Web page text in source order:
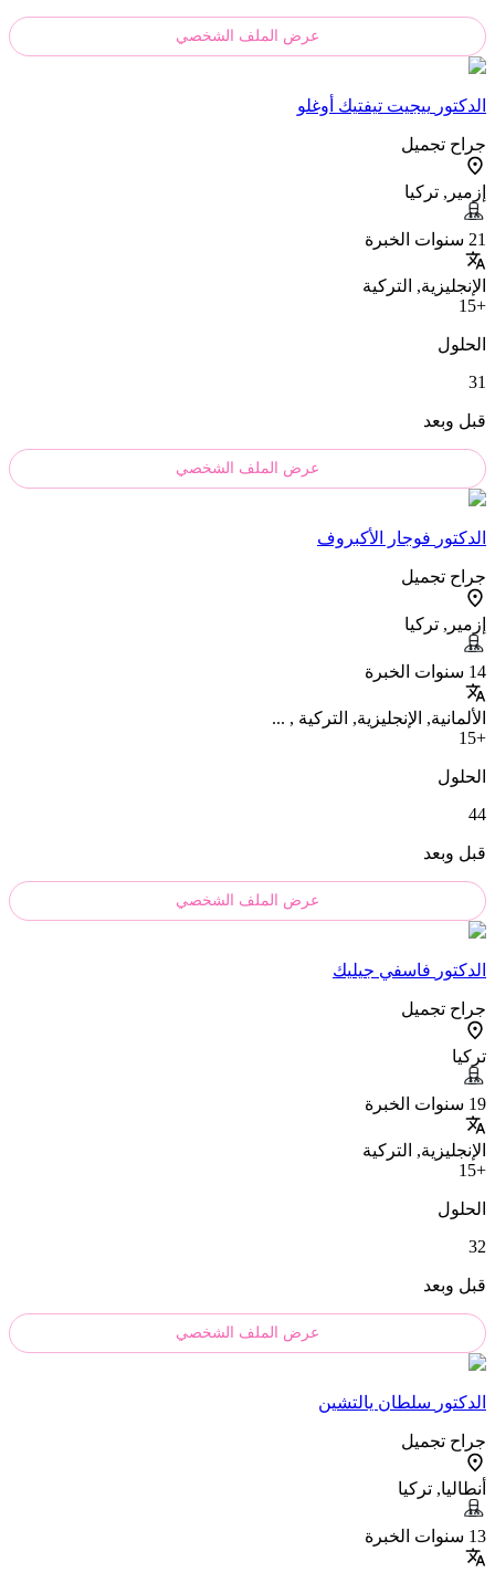
عرض الملف الشخصي
الدکتور ييجيت تيفتيك أوغلو
جراح تجميل
إزمير, تركيا
21 سنوات الخبرة
الإنجليزية, التركية
+15
الحلول
31
قبل وبعد
عرض الملف الشخصي
الدکتور فوجار الأكبروف
جراح تجميل
إزمير, تركيا
14 سنوات الخبرة
الألمانية, الإنجليزية, التركية , ...
+15
الحلول
44
قبل وبعد
عرض الملف الشخصي
الدکتور فاسفي جيليك
جراح تجميل
تركيا
19 سنوات الخبرة
الإنجليزية, التركية
+15
الحلول
32
قبل وبعد
عرض الملف الشخصي
الدکتور سلطان يالتشين
جراح تجميل
أنطاليا, تركيا
13 سنوات الخبرة